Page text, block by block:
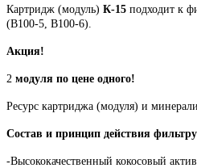
Картридж (модуль) К-15 подходит к
(B100-5, B100-6).
Акция!
2 модуля по цене одного!
Ресурс картриджа (модуля) и
Состав и принцип действия
-Высококачественный кокосовый